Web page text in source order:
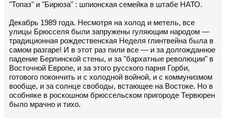
"Топаз" и "Бирюза" : шпионская семейка в штабе НАТО.
Декабрь 1989 года. Несмотря на холод и метель, все
улицы Брюсселя были запружены гуляющим народом —
традиционная рождественская Неделя глинтвейна была в
самом разгаре! И в этот раз пили все — и за долгожданное
падение Берлинской стены, и за "бархатные революции" в
Восточной Европе, и за этого русского парня Горби,
готового покончить и с холодной войной, и с коммунизмом
вообще, и за солнце свободы, встающее на Востоке. Но в
особняке в роскошном брюссельском пригороде Тервюрен
было мрачно и тихо.